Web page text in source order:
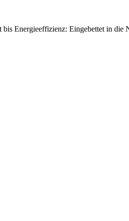
Energieeffizienz: Eingebettet in